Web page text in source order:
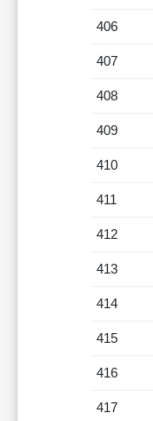
406
407
408
409
410
411
412
413
414
415
416
417